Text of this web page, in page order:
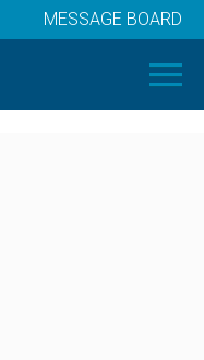
MESSAGE BOARD